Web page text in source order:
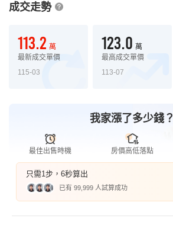
成交走勢
113.2 萬
最新成交單價
115-03
123.0 萬
最高成交單價
113-07
我家漲了多少錢？
最佳出售時機 房價高低落點
只需1步，6秒算出
已有 99,999 人試算成功